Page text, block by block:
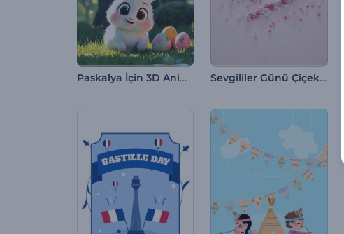
Paskalya İçin 3D Animasyonlar Sevgililer Günü Çiçekli Kalp İntro